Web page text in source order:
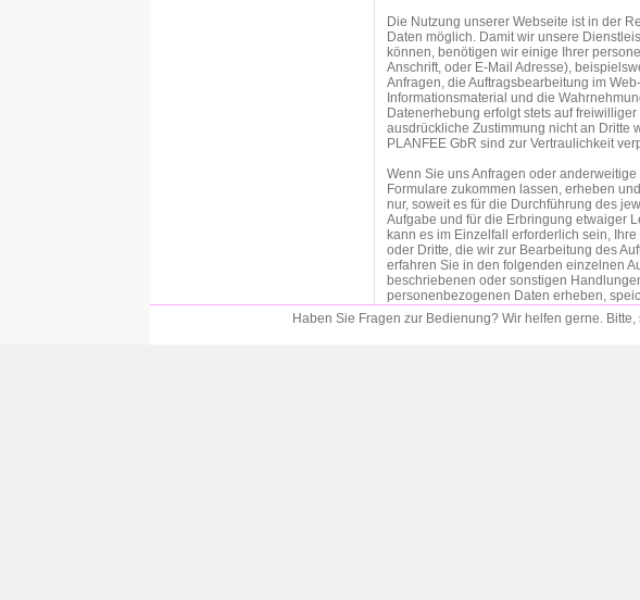
Die Nutzung unserer Webseite ist in der
Daten möglich. Damit wir unsere
können, benötigen wir einige Ihrer
Anschrift, oder E-Mail Adresse),
Anfragen, die Auftragsbearbeitung im
Informationsmaterial und die
Datenerhebung erfolgt stets auf
ausdrückliche Zustimmung nicht an Dritte
PLANFEE GbR sind zur Vertraulichkeit
Wenn Sie uns Anfragen oder
Formulare zukommen lassen, erheben
nur, soweit es für die Durchführung des
Aufgabe und für die Erbringung etwaiger
kann es im Einzelfall erforderlich sein,
oder Dritte, die wir zur Bearbeitung des
erfahren Sie in den folgenden einzelnen
beschriebenen oder sonstigen
personenbezogenen Daten erheben,
an der entsprechenden Stelle unserer
Einwilligung bitten.
Haben Sie Fragen zur Bedienung? Wir helfen gerne. Bitte,